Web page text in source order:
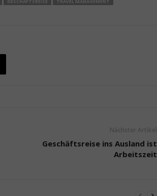
Geschäftsreise ins Ausland ist
Arbeitszeit